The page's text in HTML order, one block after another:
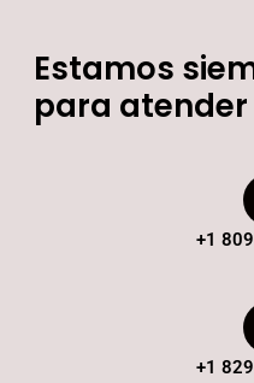
Estamos
para
+1
+1